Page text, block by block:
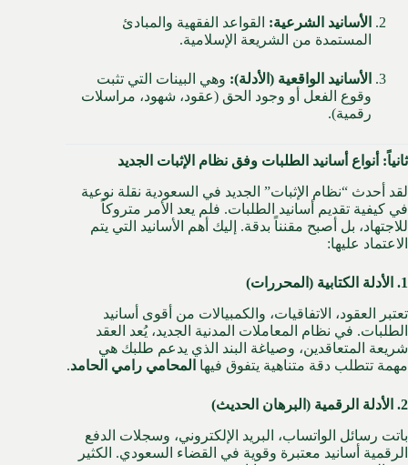
الأسانيد الشرعية: القواعد الفقهية والمبادئ
المستمدة من الشريعة الإسلامية.
الأسانيد الواقعية (الأدلة): وهي البينات التي تثبت
وقوع الفعل أو وجود الحق (عقود، شهود، مراسلات
رقمية).
ثانياً: أنواع أسانيد الطلبات وفق نظام الإثبات الجديد
لقد أحدث “نظام الإثبات” الجديد في السعودية نقلة نوعية
في كيفية تقديم أسانيد الطلبات. فلم يعد الأمر متروكاً
للاجتهاد، بل أصبح مقنناً بدقة. إليك أهم الأسانيد التي يتم
الاعتماد عليها:
1. الأدلة الكتابية (المحررات)
تعتبر العقود، الاتفاقيات، والكمبيالات من أقوى أسانيد
الطلبات. في نظام المعاملات المدنية الجديد، يُعد العقد
شريعة المتعاقدين، وصياغة البند الذي يدعم طلبك هي
مهمة تتطلب دقة متناهية يتفوق فيها المحامي رامي الحامد.
2. الأدلة الرقمية (البرهان الحديث)
باتت رسائل الواتساب، البريد الإلكتروني، وسجلات الدفع
الرقمية أسانيد معتبرة وقوية في القضاء السعودي. الكثير